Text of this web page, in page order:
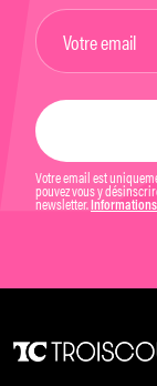
Votre email est
pouvez vous y
newsletter.